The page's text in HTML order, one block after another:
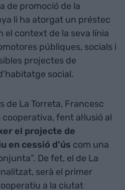
de promoció de la
li ha atorgat un préstec
el context de la seva línia
públiques, socials i
projectes de
social.
de La Torreta, Francesc
fent al·lusió al
el projecte de
en cessió d’ús com una
De fet, el de La
serà el primer
a la ciutat